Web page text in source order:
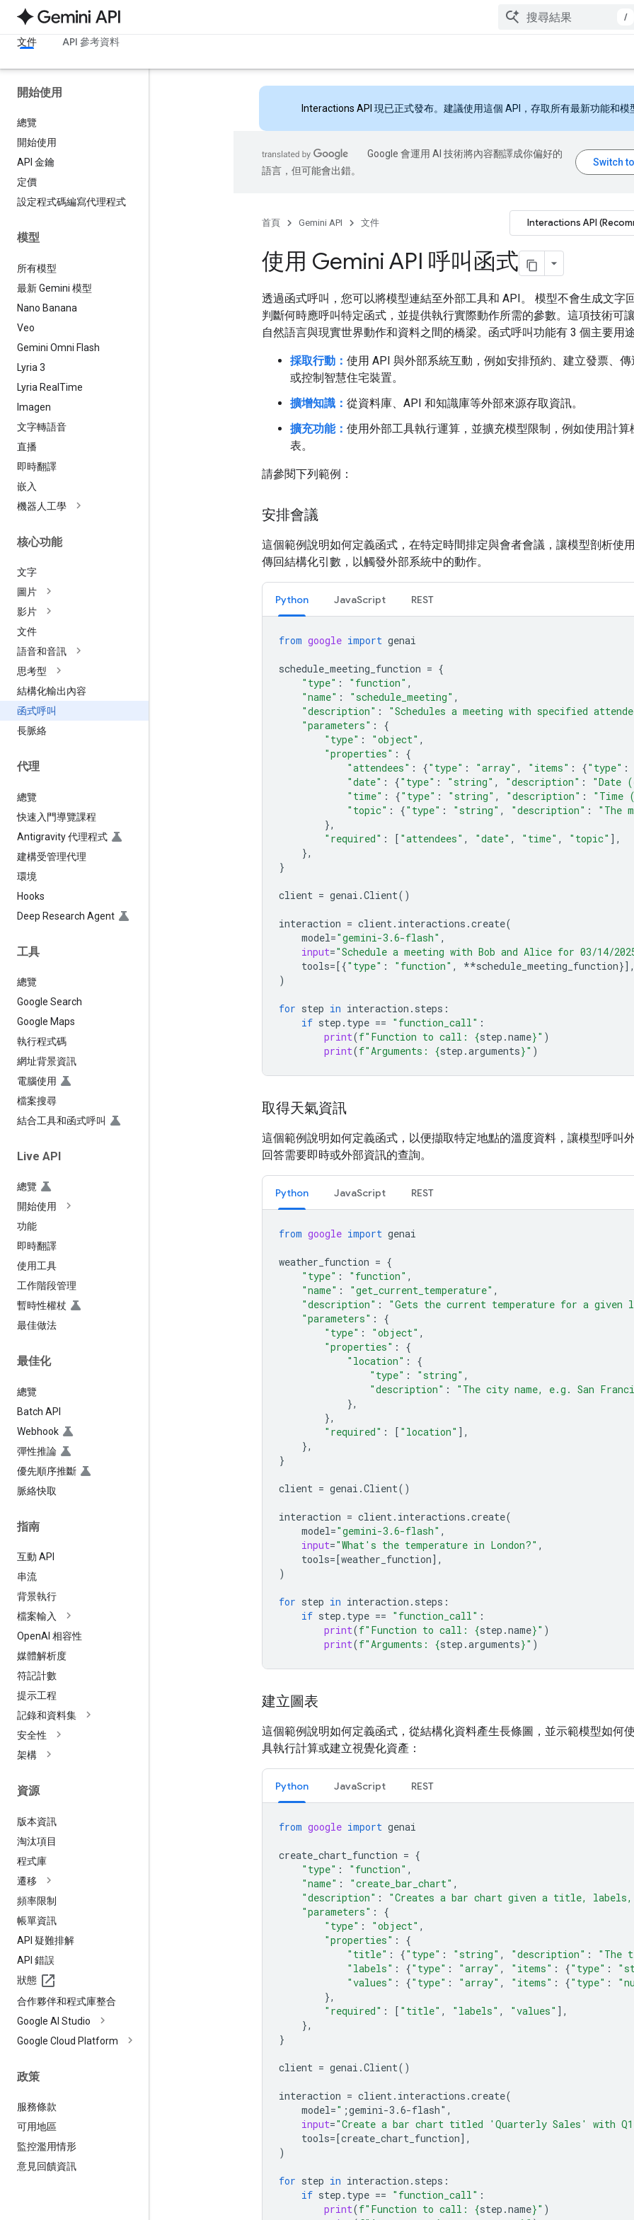
/
文件 API 參考資料
開始使用
總覽
開始使用
API 金鑰
定價
設定程式碼編寫代理程式
模型
所有模型
最新 Gemini 模型
Nano Banana
Veo
Gemini Omni Flash
Lyria 3
Lyria Real Time
Imagen
文字轉語音
直播
即時翻譯
嵌入
機器人工學
核心功能
文字
圖片
影片
文件
語音和音訊
思考型
結構化輸出內容
函式呼叫
長脈絡
代理
總覽
快速入門導覽課程
Antigravity 代理程式
建構受管理代理
環境
Hooks
Deep Research Agent
工具
總覽
Google Search
Google Maps
執行程式碼
網址背景資訊
電腦使用
檔案搜尋
結合工具和函式呼叫
Live API
總覽
開始使用
功能
即時翻譯
使用工具
工作階段管理
暫時性權杖
最佳做法
最佳化
總覽
Batch API
Webhook
彈性推論
優先順序推斷
脈絡快取
指南
互動 API
串流
背景執行
檔案輸入
OpenAI 相容性
媒體解析度
符記計數
提示工程
記錄和資料集
安全性
架構
資源
版本資訊
淘汰項目
程式庫
遷移
頻率限制
帳單資訊
API 疑難排解
API 錯誤
狀態
合作夥伴和程式庫整合
Google AI Studio
Google Cloud Platform
政策
服務條款
可用地區
監控濫用情形
意見回饋資訊
Interactions API 現已正式發布。建議使用這個 API，存取所有最新功能和模
Google 會運用 AI 技術將內容翻譯成你偏好的
語言，但可能會出錯。
首頁 Gemini API 文件 Interactions API
使用 Gemini API 呼叫函式
透過函式呼叫，您可以將模型連結至外部工具和 API。 模型不會生成文字
判斷何時應呼叫特定函式，並提供執行實際動作所需的參數。這項技術可
自然語言與現實世界動作和資料之間的橋梁。函式呼叫功能有 3 個主要用途
採取行動： 使用 API 與外部系統互動，例如安排預約、建立發票、
或控制智慧住宅裝置。
擴增知識： 從資料庫、API 和知識庫等外部來源存取資訊。
擴充功能： 使用外部工具執行運算，並擴充模型限制，例如使用計算
表。
請參閱下列範例：
安排會議
這個範例說明如何定義函式，在特定時間排定與會者會議，讓模型剖析使
傳回結構化引數，以觸發外部系統中的動作。
Python JavaScript REST
from google import genai
schedule_meeting_function = {
"type" : "function" ,
"name" : "schedule_meeting" ,
"description" : "Schedules a meeting with specified
"parameters" :
{
"type" : "object" ,
"properties" :
{
"attendees" : {"type" : "array" , "items" : {"type" :
"date" : {"type" : "string" , "description" : "Date
"time" : {"type" : "string" , "description" : "Time
"topic" : {"type" : "string" , "description" : "The
},
"required" : [ "attendees" , "date" , "time" , "topic" ],
},
}
client = genai .Client()
interaction = client. interactions .create(
model="gemini-3.6-flash" ,
input="Schedule a meeting with Bob and Alice for 03/14/
tools=[{"type" : "function" , **schedule_meeting_function}],
)
for step in interaction . steps :
if step . type == "function_call" :
print(f"Function to call: {step .name}" )
print(f"Arguments: {step .arguments}" )
取得天氣資訊
這個範例說明如何定義函式，以便擷取特定地點的溫度資料，讓模型呼叫外
回答需要即時或外部資訊的查詢。
Python JavaScript REST
from google import genai
weather_function = {
"type" : "function" ,
"name" : "get_current_temperature" ,
"description" : "Gets the current temperature for a given
"parameters" :
{
"type" : "object" ,
"properties" :
{
"location" :
{
"type" : "string" ,
"description" : "The city name, e.g. San
},
},
"required" : [ "location" ],
},
}
client = genai .Client()
interaction = client. interactions .create(
model="gemini-3.6-flash" ,
input="What's the temperature in London?" ,
tools=[weather_function],
)
for step in interaction . steps :
if step . type == "function_call" :
print(f"Function to call: {step .name}" )
print(f"Arguments: {step .arguments}" )
建立圖表
這個範例說明如何定義函式，從結構化資料產生長條圖，並示範模型如何
具執行計算或建立視覺化資產：
Python JavaScript REST
from google import genai
create_chart_function = {
"type" : "function" ,
"name" : "create_bar_chart" ,
"description" : "Creates a bar chart given a title, labels,
"parameters" :
{
"type" : "object" ,
"properties" :
{
"title" : {"type" : "string" , "description" : "The
"labels" : {"type" : "array" , "items" : {"type" :
"values" : {"type" : "array" , "items" : {"type" :
},
"required" : [ "title" , "labels" , "values" ],
},
}
client = genai .Client()
interaction = client. interactions .create(
model=" ;gemini-3.6-flash" ,
input="Create a bar chart titled 'Quarterly Sales' with Q1:
tools=[create_chart_function],
)
for step in interaction . steps :
if step . type == "function_call" :
print(f"Function to call: {step .name}" )